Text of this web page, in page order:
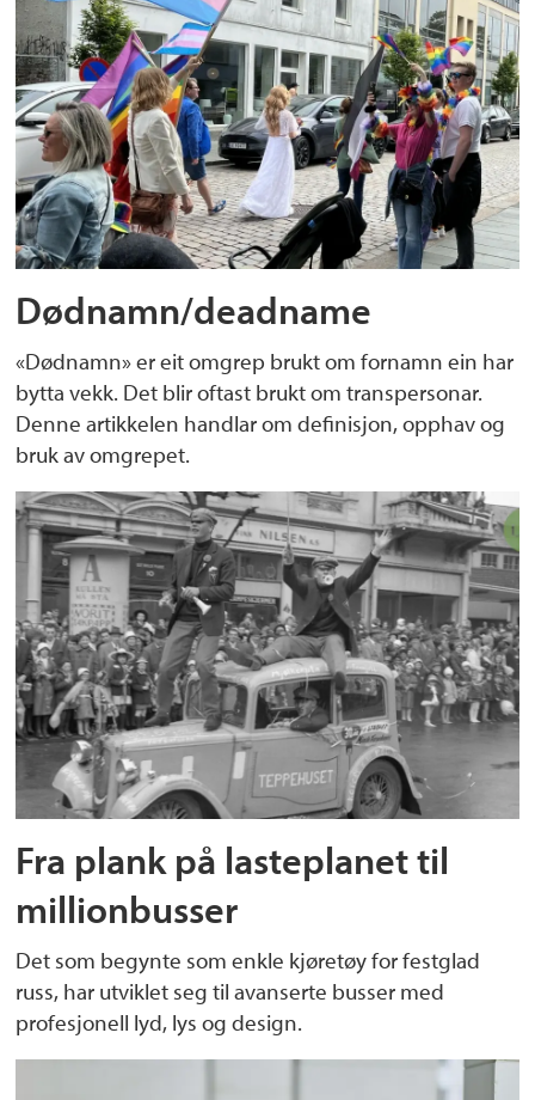
Dødnamn/deadname
«Dødnamn» er eit omgrep brukt om fornamn ein har
bytta vekk. Det blir oftast brukt om transpersonar.
Denne artikkelen handlar om definisjon, opphav og
bruk av omgrepet.
Fra plank på lasteplanet til
millionbusser
Det som begynte som enkle kjøretøy for festglad
russ, har utviklet seg til avanserte busser med
profesjonell lyd, lys og design.